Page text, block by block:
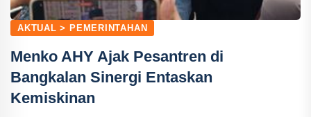
AKTUAL > PEMERINTAHAN
Menko AHY Ajak Pesantren di
Bangkalan Sinergi Entaskan
Kemiskinan